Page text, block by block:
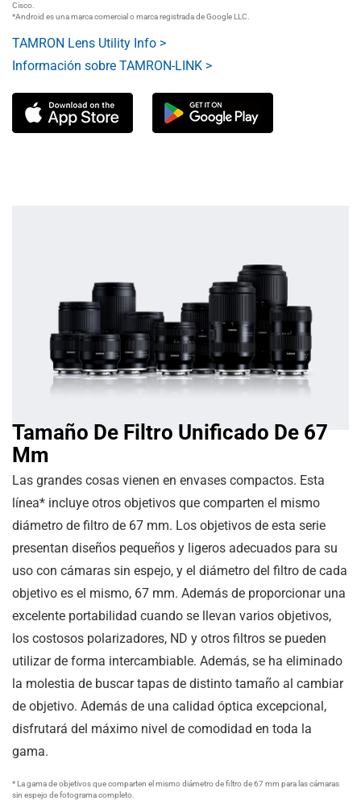
Cisco.
*Android es una marca comercial o marca registrada de Google LLC.
TAMRON Lens Utility Info >
Información sobre TAMRON-LINK >
Tamaño De Filtro Unificado De 67
Mm
Las grandes cosas vienen en envases compactos. Esta
línea* incluye otros objetivos que comparten el mismo
diámetro de filtro de 67 mm. Los objetivos de esta serie
presentan diseños pequeños y ligeros adecuados para su
uso con cámaras sin espejo, y el diámetro del filtro de cada
objetivo es el mismo, 67 mm. Además de proporcionar una
excelente portabilidad cuando se llevan varios objetivos,
los costosos polarizadores, ND y otros filtros se pueden
utilizar de forma intercambiable. Además, se ha eliminado
la molestia de buscar tapas de distinto tamaño al cambiar
de objetivo. Además de una calidad óptica excepcional,
disfrutará del máximo nivel de comodidad en toda la
gama.
* La gama de objetivos que comparten el mismo diámetro de filtro de 67 mm para las cámaras
sin espejo de fotograma completo.